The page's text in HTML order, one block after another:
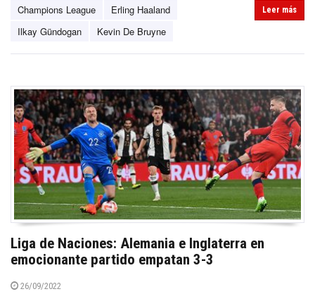
Champions League
Erling Haaland
Ilkay Gündogan
Kevin De Bruyne
Leer más
Liga de Naciones: Alemania e Inglaterra en
emocionante partido empatan 3-3
26/09/2022